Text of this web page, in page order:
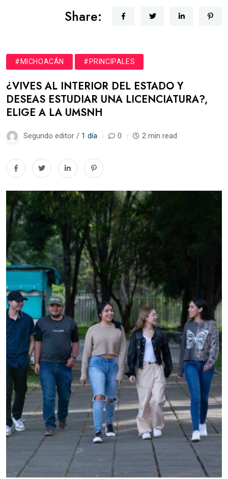
Share:
#MICHOACÁN #PRINCIPALES
¿VIVES AL INTERIOR DEL ESTADO Y
DESEAS ESTUDIAR UNA LICENCIATURA?,
ELIGE A LA UMSNH
Segundo editor / 1 día 0 2 min read